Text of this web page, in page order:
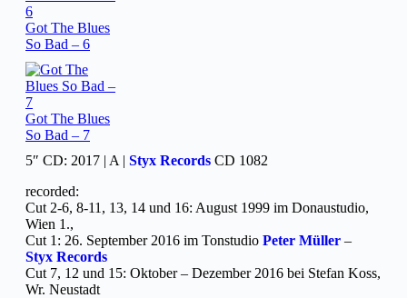
Got The Blues
So Bad – 6
Got The Blues
So Bad – 7
5″ CD: 2017 | A | Styx Records CD 1082
recorded:
Cut 2-6, 8-11, 13, 14 und 16: August 1999 im Donaustudio,
Wien 1.,
Cut 1: 26. September 2016 im Tonstudio Peter Müller –
Styx Records
Cut 7, 12 und 15: Oktober – Dezember 2016 bei Stefan Koss,
Wr. Neustadt